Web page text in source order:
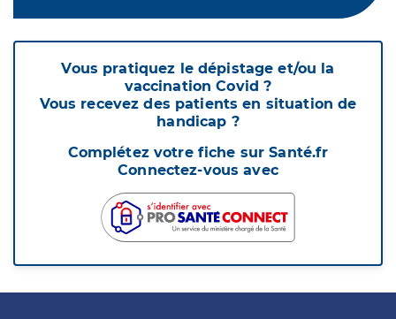
Vous pratiquez le dépistage et/ou la
vaccination Covid ?
Vous recevez des patients en situation de
handicap ?
Complétez votre fiche sur Santé.fr
Connectez-vous avec